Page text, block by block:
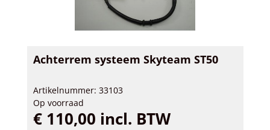
Achterrem systeem Skyteam ST50
Artikelnummer: 33103
Op voorraad
€ 110,00 incl. BTW